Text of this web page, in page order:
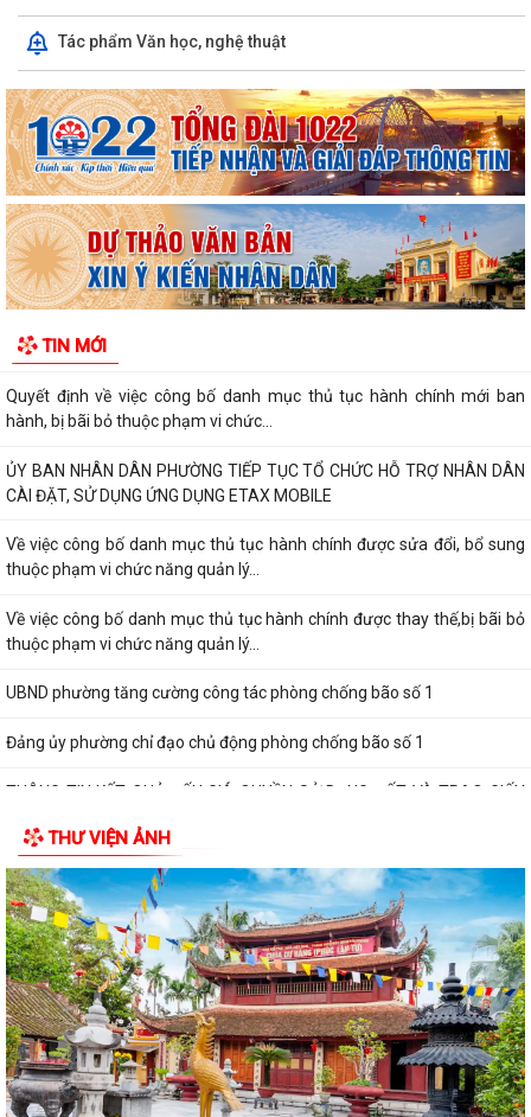
Tác phẩm Văn học, nghệ thuật
TIN MỚI
tuyến tại các tổ dân phố –...
THÔNG BÁO: Thời gian tiếp tục triển khai thu Thuế sử dụng đất phi
nông nghiệp năm 2026 trên địa bàn...
Hải Phòng công khai thủ tục hành chính đặc thù mới ban hành lĩnh vực
đất đai thuộc phạm vi chức...
Hải Phòng công bố danh mục thủ tục hành chính được sửa đổi, bổ
sung, bị bãi bỏ thuộc phạm vi chức...
DÂN CÀI ĐẶT, SỬ DỤNG ỨNG DỤNG ETAX MOBILE,...
Quyết định về việc công bố danh mục thủ tục hành chính mới ban
hành, bị bãi bỏ thuộc phạm vi chức...
ỦY BAN NHÂN DÂN PHƯỜNG TIẾP TỤC TỔ CHỨC HỖ TRỢ NHÂN DÂN
CÀI ĐẶT, SỬ DỤNG ỨNG DỤNG ETAX MOBILE
Về việc công bố danh mục thủ tục hành chính được sửa đổi, bổ sung
thuộc phạm vi chức năng quản lý...
Về việc công bố danh mục thủ tục hành chính được thay thế,bị bãi bỏ
thuộc phạm vi chức năng quản lý...
UBND phường tăng cường công tác phòng chống bão số 1
Đảng ủy phường chỉ đạo chủ động phòng chống bão số 1
THÔNG TIN KẾT QUẢ ĐẤU GIÁ QUYỀN SỬ DỤNG ĐẤT VÀ TRAO GIẤY
THÔNG BÁO Về việc công khai số điện thoại đường dây nóng và trang
thông tin tiếp nhận kiến nghị,...
ẤM ÁP CHƯƠNG TRÌNH THĂM, TẶNG QUÀ NHÂN KỶ NIỆM 25 NĂM
NGÀY GIA ĐÌNH VIỆT NAM (28/6/2001 – 28/6/2026)
HỘI CỰU CHIẾN BINH, HỘI LHPN PHƯỜNG HƯNG ĐẠO DỌN VỆ SINH
NGHĨA TRANG LIỆT SĨ
HỘI ĐỒNG NHÂN DÂN PHƯỜNG HƯNG ĐẠO TỔ CHỨC KỲ HỌP THỨ 2
THƯ VIỆN ẢNH